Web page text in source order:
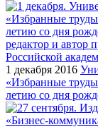
1 декабря 2016
«Избранные
летию со дня